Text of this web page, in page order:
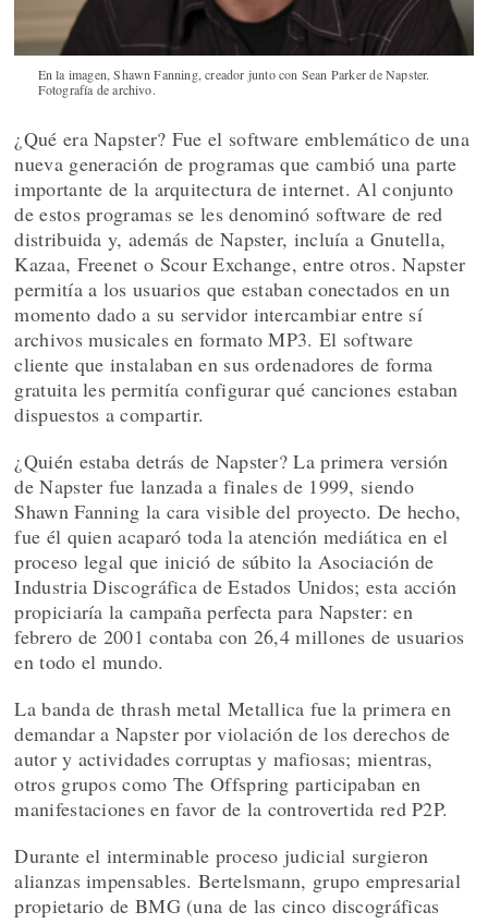
En la imagen, Shawn Fanning, creador junto con Sean Parker de Napster.
Fotografía de archivo.
¿Qué era Napster? Fue el software emblemático de una
nueva generación de programas que cambió una parte
importante de la arquitectura de internet. Al conjunto
de estos programas se les denominó software de red
distribuida y, además de Napster, incluía a Gnutella,
Kazaa, Freenet o Scour Exchange, entre otros. Napster
permitía a los usuarios que estaban conectados en un
momento dado a su servidor intercambiar entre sí
archivos musicales en formato MP3. El software
cliente que instalaban en sus ordenadores de forma
gratuita les permitía configurar qué canciones estaban
dispuestos a compartir.
¿Quién estaba detrás de Napster? La primera versión
de Napster fue lanzada a finales de 1999, siendo
Shawn Fanning la cara visible del proyecto. De hecho,
fue él quien acaparó toda la atención mediática en el
proceso legal que inició de súbito la Asociación de
Industria Discográfica de Estados Unidos; esta acción
propiciaría la campaña perfecta para Napster: en
febrero de 2001 contaba con 26,4 millones de usuarios
en todo el mundo.
La banda de thrash metal Metallica fue la primera en
demandar a Napster por violación de los derechos de
autor y actividades corruptas y mafiosas; mientras,
otros grupos como The Offspring participaban en
manifestaciones en favor de la controvertida red P2P.
Durante el interminable proceso judicial surgieron
alianzas impensables. Bertelsmann, grupo empresarial
propietario de BMG (una de las cinco discográficas